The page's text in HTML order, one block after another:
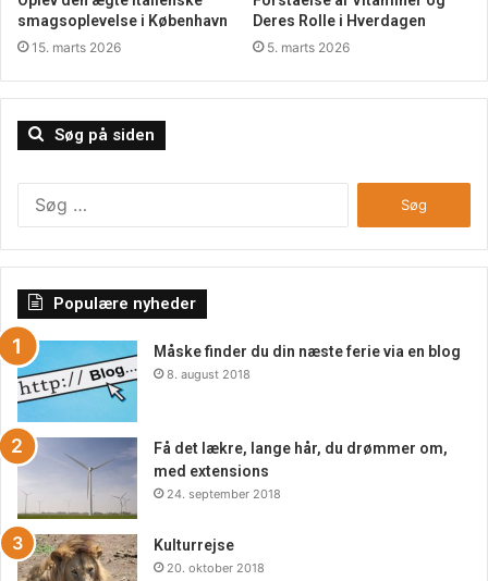
smagsoplevelse i København
15. marts 2026
Deres Rolle i Hverdagen
5. marts 2026
Søg på siden
Populære nyheder
Måske finder du din næste ferie via en blog
8. august 2018
Få det lækre, lange hår, du drømmer om,
med extensions
24. september 2018
Kulturrejse
20. oktober 2018